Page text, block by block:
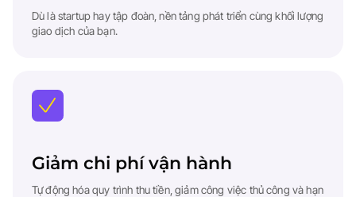
Dù là startup hay tập đoàn, nền tảng phát triển cùng khối lượng
giao dịch của bạn.
Giảm chi phí vận hành
Tự động hóa quy trình thu tiền, giảm công việc thủ công và hạn